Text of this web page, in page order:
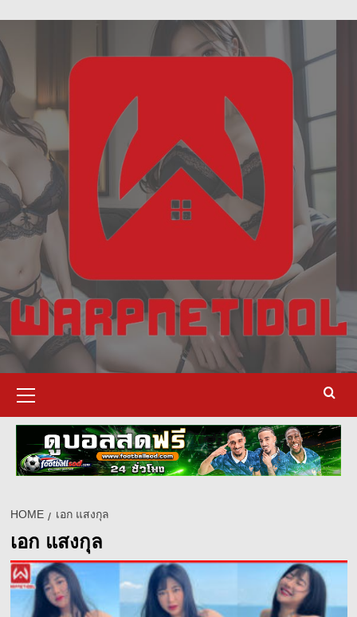
ฝัน
เห็น
to
content
Menu
HOME เอก แสงกุล
เอก แสงกุล